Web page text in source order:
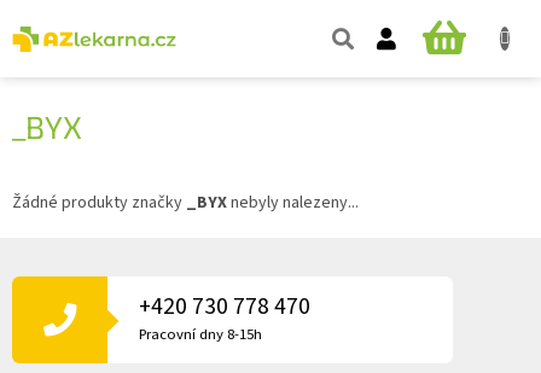
na
obsah
NÁKUPNÍ
_BYX
Žádné produkty značky _BYXnebyly nalezeny...
Á
T
+420 730 778 470
Pracovní dny 8-15h